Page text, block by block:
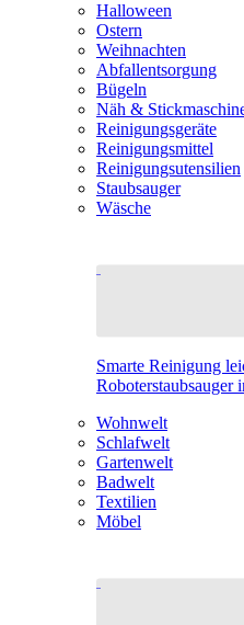
Halloween
Ostern
Weihnachten
Abfallentsorgung
Bügeln
Näh &
Reinigungsgeräte
Reinigungsmittel
Reinigungsutensilien
Staubsauger
Wäsche
Smarte Reinigung
Roboterstaubsauger
Wohnwelt
Schlafwelt
Gartenwelt
Badwelt
Textilien
Möbel